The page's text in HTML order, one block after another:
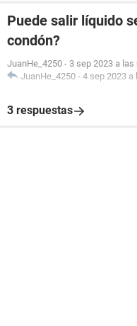
Puede salir líquido
condón?
JuanHe_4250 - 3 sep 2023 a las
JuanHe_4250 - 4 sep 2023 a
3 respuestas